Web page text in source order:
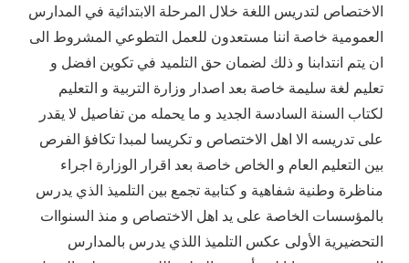
الاختصاص لتدريس اللغة خلال المرحلة الابتدائية في المدارس
العمومية خاصة اننا مستعدون للعمل التطوعي المشروط الى
ان يتم انتدابنا و ذلك لضمان حق التلميد في تكوين افضل و
تعليم لغة سليمة خاصة بعد اصدار وزارة التربية و التعليم
لكتاب السنة السادسة الجديد و ما يحمله من تفاصيل لا يقدر
على تدريسه الا اهل الاختصاص و تكريسا لمبدا تكافؤ الفرص
بين التعليم العام و الخاص خاصة بعد اقرار الوزارة اجراء
مناظرة وطنية شفاهية و كتابية تجمع بين التلميذ الذي يدرس
بالمؤسسات الخاصة على يد اهل الاختصاص و منذ السنواات
التحضيرية الأولى عكس التلميذ اللذي يدرس بالمدارس